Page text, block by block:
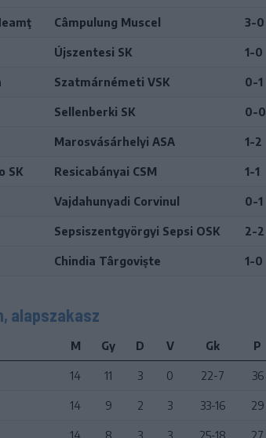
Câmpulung Muscel 3-0
Újszentesi SK 1-0
Szatmárnémeti VSK 0-1
Sellenberki SK 0-0
Marosvásárhelyi ASA 1-2
SK Resicabányai CSM 1-1
Vajdahunyadi Corvinul 0-1
Sepsiszentgyörgyi Sepsi OSK 2-2
Chindia Târgoviște 1-0
alapszakasz
M Gy D V Gk P
14 11 3 0 22-7 36
14 9 2 3 33-16 29
14 8 3 3 25-18 27